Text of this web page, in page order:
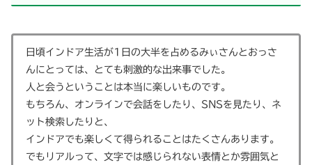
日頃インドア生活が1日の大半を占めるみぃさんとおっさ
んにとっては、とても刺激的な出来事でした。
人と会うということは本当に楽しいものです。
もちろん、オンラインで会話をしたり、SNSを見たり、ネ
ット検索したりと、
インドアでも楽しくて得られることはたくさんあります。
でもリアルって、文字では感じられない表情とか雰囲気と